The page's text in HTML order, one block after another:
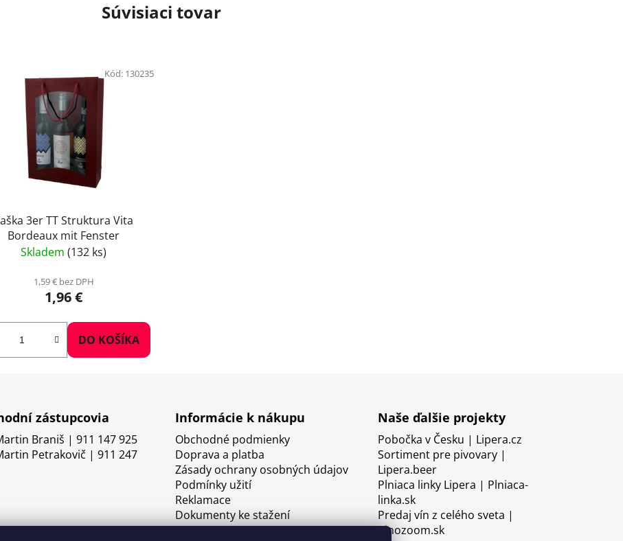
Súvisiaci tovar
3er TT Struktura Vita
Bordeaux mit Fenster
Skladem(132 ks)
1,59 € bez DPH
1,96 €
DO KOŠÍKA
Kód: 130235
zástupcovia
Braniš | 911 147 925
Petrakovič | 911 247
Informácie k nákupu
Obchodné podmienky
Doprava a platba
Zásady ochrany osobných údajov
Podmínky užití
Reklamace
Dokumenty ke stažení
Naše ďalšie projekty
Pobočka v Česku | Lipera.cz
Sortiment pre pivovary |
Lipera.beer
Plniaca linky Lipera | Plniaca-
linka.sk
Predaj vín z celého sveta |
Vinozoom.sk